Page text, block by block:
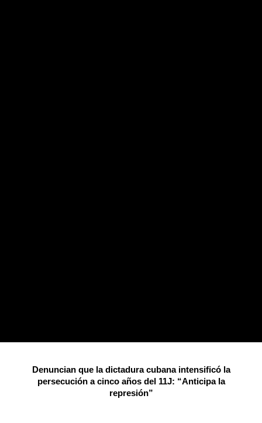
Denuncian que la dictadura cubana intensificó la
persecución a cinco años del 11J: “Anticipa la
represión”